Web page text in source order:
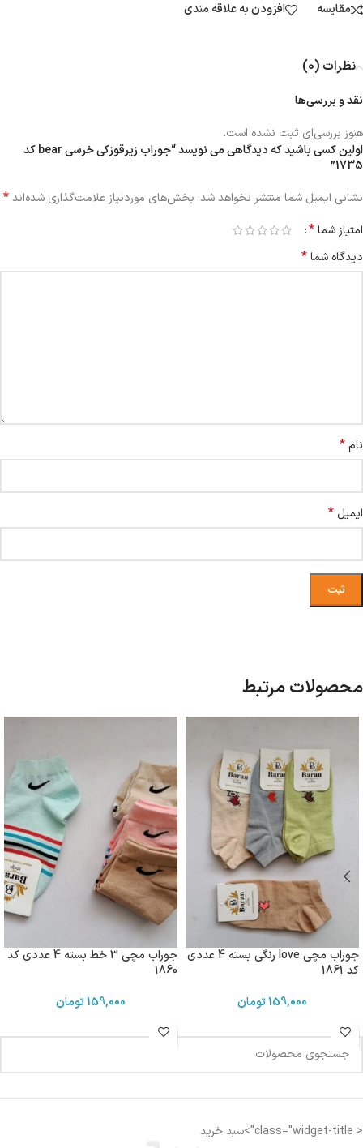
مقایسه افزودن به علاقه مندی
نظرات (0)
نقد و بررسی‌ها
هنوز بررسی‌ای ثبت نشده است.
اولین کسی باشید که دیدگاهی می نویسد “جوراب زیرقوزکی خرسی bear کد
1735”
نشانی ایمیل شما منتشر نخواهد شد. بخش‌های موردنیاز علامت‌گذاری شده‌اند*
امتیاز شما*
دیدگاه شما*
نام*
ایمیل *
محصولات مرتبط
جوراب مچی love رنگی بسته 4 عددی
کد 1861
159,000تومان
جوراب مچی 3 خط بسته 4 عددی کد
1860
159,000تومان
< class="widget-title">سبد خرید